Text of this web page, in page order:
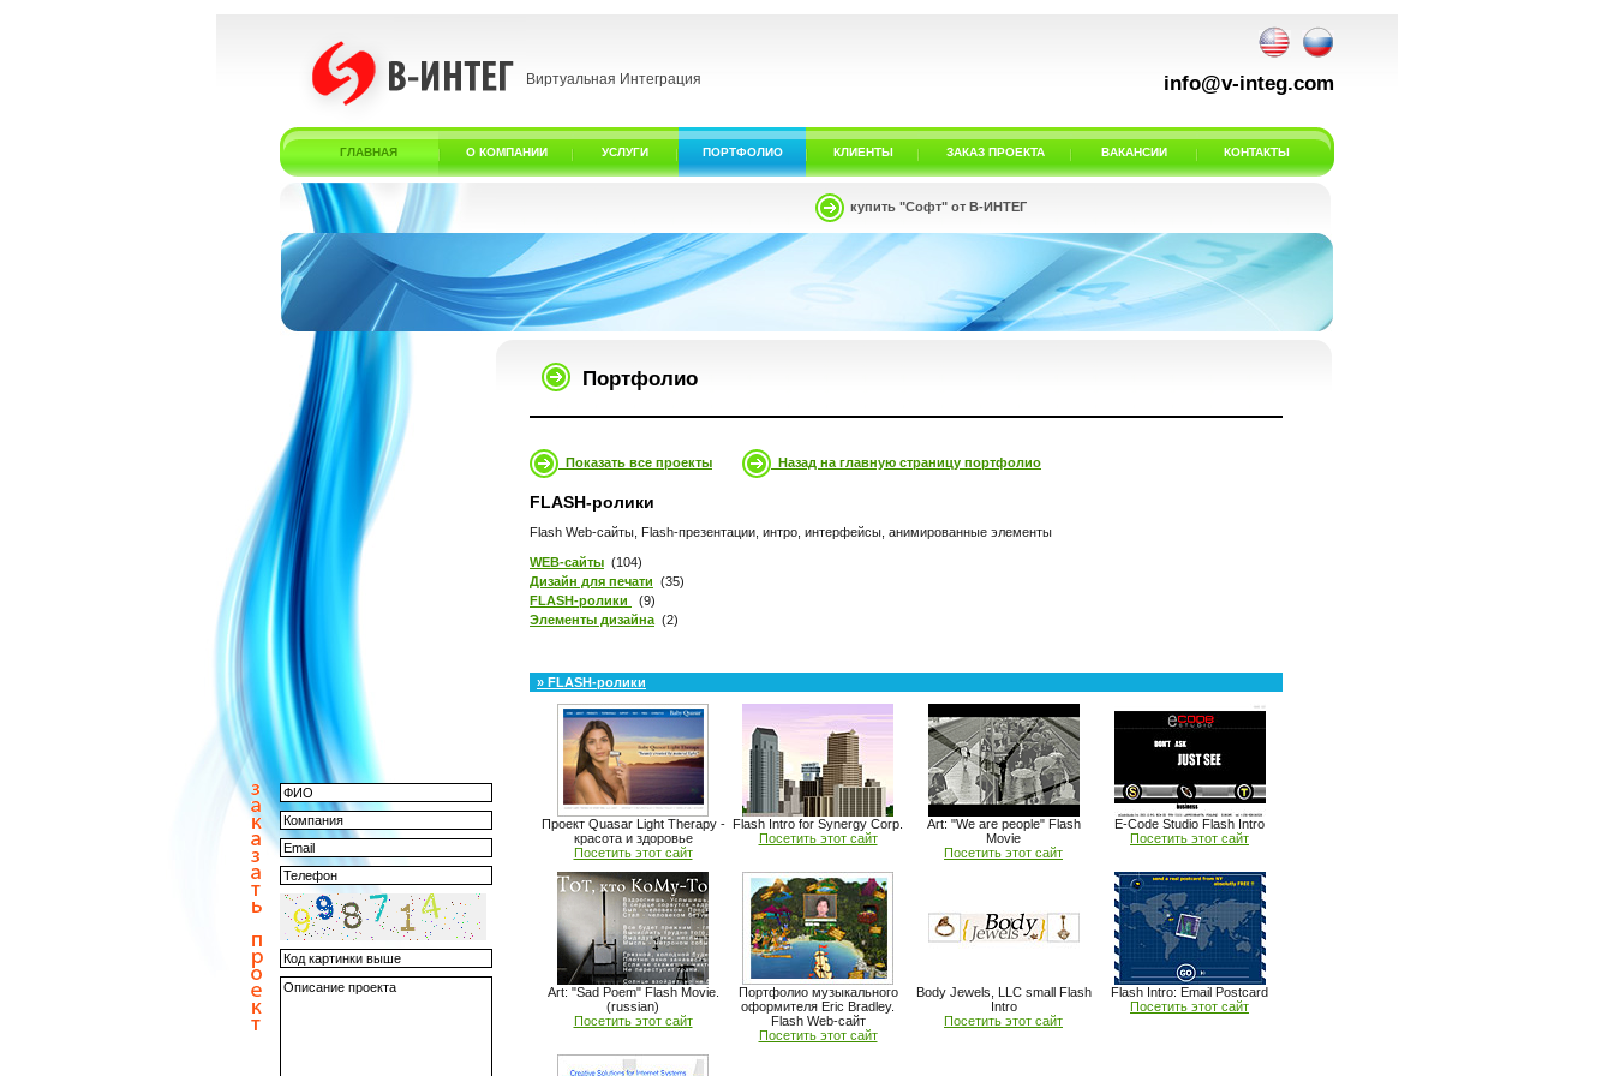
Виртуальная Интеграция info@v-integ.com
ГЛАВНАЯ О КОМПАНИИ УСЛУГИ ПОРТФОЛИО КЛИЕНТЫ ЗАКАЗ ПРОЕКТА ВАКАНСИИ КОНТАКТЫ
купить "Софт" от В-ИНТЕГ
Портфолио
Показать все проекты Назад на главную страницу портфолио
FLASH-ролики
Flash Web-сайты, Flash-презентации, интро, интерфейсы, анимированные элементы
WEB-сайты (104)
Дизайн для печати (35)
FLASH-ролики
(9)
Элементы дизайна (2)
» FLASH-ролики
Проект Quasar Light Therapy -
красота и здоровье
Посетить этот сайт
Flash Intro for Synergy Corp.
Посетить этот сайт
Art: "We are people" Flash
Movie
Посетить этот сайт
E-Code Studio Flash Intro
Посетить этот сайт
Art: "Sad Poem" Flash Movie.
(russian)
Посетить этот сайт
Портфолио музыкального
оформителя Eric Bradley.
Flash Web-сайт
Посетить этот сайт
Body Jewels, LLC small Flash
Intro
Посетить этот сайт
Flash Intro: Email Postcard
Посетить этот сайт